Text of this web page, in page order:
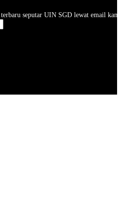
seputar UIN SGD lewat email